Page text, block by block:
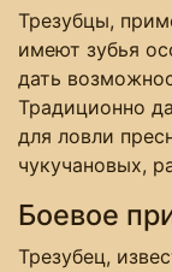
Трезубцы,
имеют зубья
дать
Традиционно
для ловли
чукучановых,
Боевое
Трезубец,